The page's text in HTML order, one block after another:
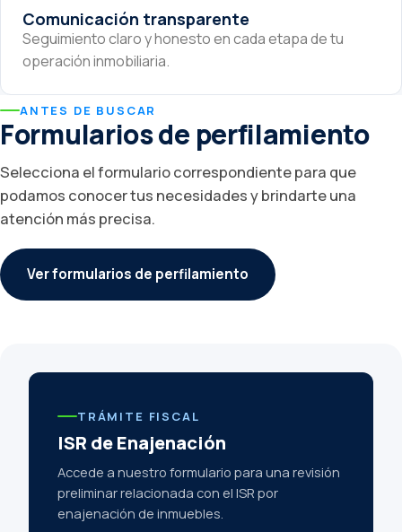
Comunicación transparente
Seguimiento claro y honesto en cada etapa de tu
operación inmobiliaria.
ANTES DE BUSCAR
Formularios de perfilamiento
Selecciona el formulario correspondiente para que
podamos conocer tus necesidades y brindarte una
atención más precisa.
Ver formularios de perfilamiento
TRÁMITE FISCAL
ISR de Enajenación
Accede a nuestro formulario para una revisión
preliminar relacionada con el ISR por
enajenación de inmuebles.